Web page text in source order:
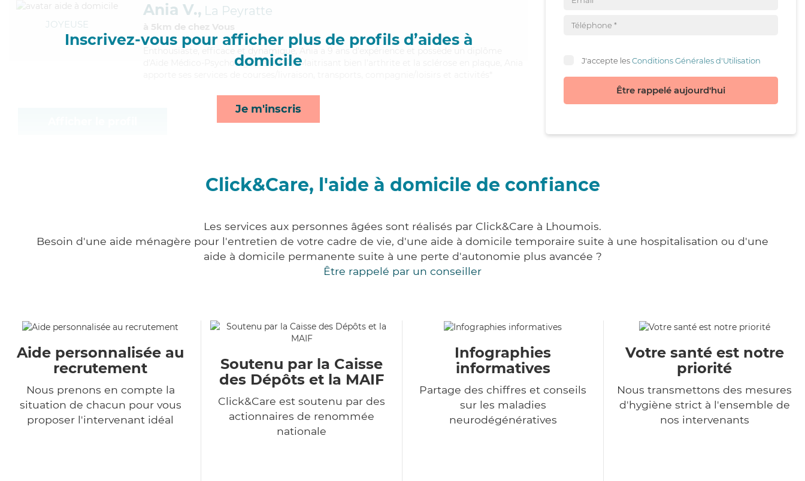
Inscrivez-vous pour afficher plus de profils d’aides à
domicile
Je m'inscris
JOYEUSE
Ania V., La Peyratte
à 5km de chez Vous
Enthousiaste
, efficace et dynamique, Ania a 9 ans d'expérience et possède un diplôme
d'Aide Médico-Psychologique (AMP). Maitrisant bien l'arthrite et la sclérose en plaque, Ania
J'accepte lesConditions Générales d'Utilisation
Être rappelé aujourd'hui
Click&Care, l'aide à domicile de confiance
Les services aux personnes âgées sont réalisés par Click&Care à Lhoumois.
Besoin d'une aide ménagère pour l'entretien de votre cadre de vie, d'une aide à domicile temporaire suite à une hospitalisation ou d'une
aide à domicile permanente suite à une perte d'autonomie plus avancée ?
Être rappelé par un conseiller
Aide personnalisée au
recrutement
Nous prenons en compte la
situation de chacun pour vous
proposer l'intervenant idéal
Soutenu par la Caisse
des Dépôts et la MAIF
Click&Care est soutenu par des
actionnaires de renommée
nationale
Infographies
informatives
Partage des chiffres et conseils
sur les maladies
neurodégénératives
Votre santé est notre
priorité
Nous transmettons des mesures
d'hygiène strict à l'ensemble de
nos intervenants